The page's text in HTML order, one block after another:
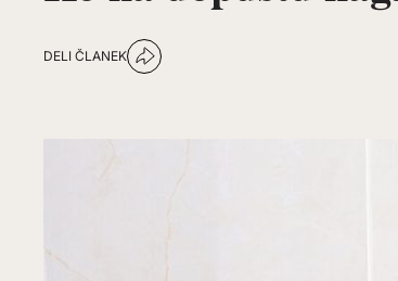
DELI ČLANEK